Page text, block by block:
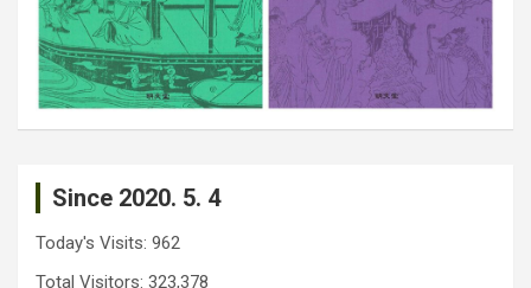
Since 2020. 5. 4
Today's Visits: 962
Total Visitors: 323,378